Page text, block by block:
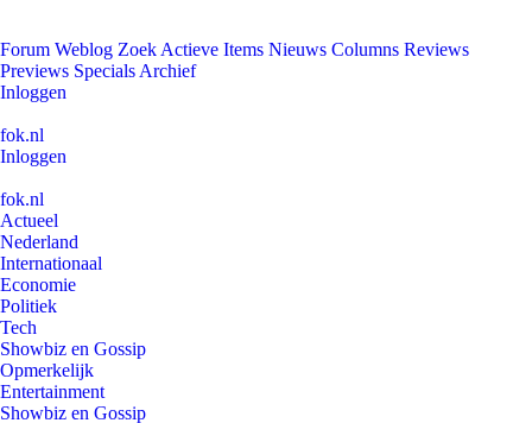
Forum Weblog Zoek Actieve Items Nieuws Columns Reviews
Previews Specials Archief
Inloggen
fok.nl
Inloggen
fok.nl
Actueel
Nederland
Internationaal
Economie
Politiek
Tech
Showbiz en Gossip
Opmerkelijk
Entertainment
Showbiz en Gossip